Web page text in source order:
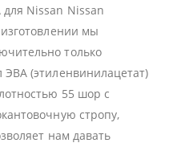
Nissan Nissan
мы
только
(этиленвинилацетат)
55 шор с
стропу,
нам давать